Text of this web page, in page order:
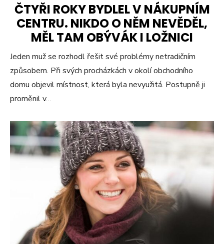
ČTYŘI ROKY BYDLEL V NÁKUPNÍM
CENTRU. NIKDO O NĚM NEVĚDĚL,
MĚL TAM OBÝVÁK I LOŽNICI
Jeden muž se rozhodl řešit své problémy netradičním
způsobem. Při svých procházkách v okolí obchodního
domu objevil místnost, která byla nevyužitá. Postupně ji
proměnil v…